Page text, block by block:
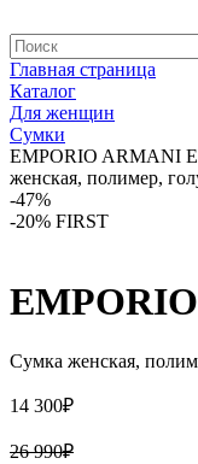
Главная страница
Каталог
Для женщин
Сумки
EMPORIO ARMANI
женская, полимер,
-47%
-20% FIRST
Сумка женская,
14 300₽
26 990₽